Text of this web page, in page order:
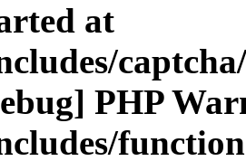
at
PHP